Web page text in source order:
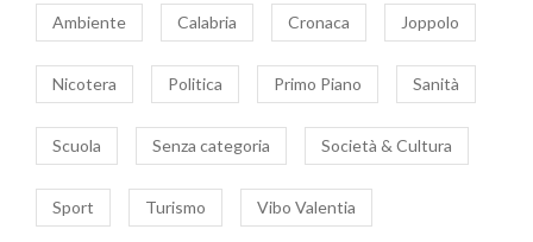
Ambiente Calabria Cronaca Joppolo
Nicotera Politica Primo Piano Sanità
Scuola Senza categoria Società & Cultura
Sport Turismo Vibo Valentia